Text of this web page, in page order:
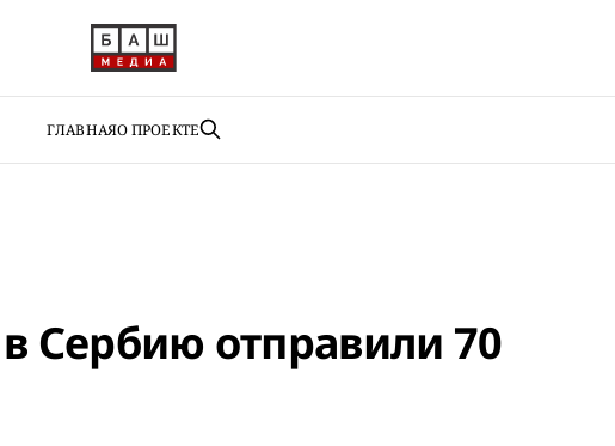
ГЛАВНАЯО ПРОЕКТЕ
Сербию отправили 70